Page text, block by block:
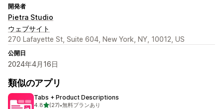
開発者
Pietra Studio
ウェブサイト
270 Lafayette St, Suite 604, New York, NY, 10012, US
公開日
2024年4月16日
類似のアプリ
Tabs + Product Descriptions
4.85つ星中
(27)•無料プランあり